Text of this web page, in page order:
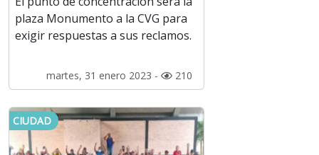
plaza Monumento a la CVG para
exigir respuestas a sus reclamos.
martes, 31 enero 2023 - 210
CIUDAD